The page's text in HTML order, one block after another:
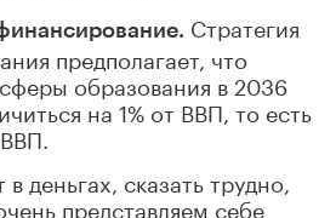
Стратегия
предполагает, что
образования в 2036
на 1% от ВВП, то есть
деньгах, сказать трудно,
представляем себе